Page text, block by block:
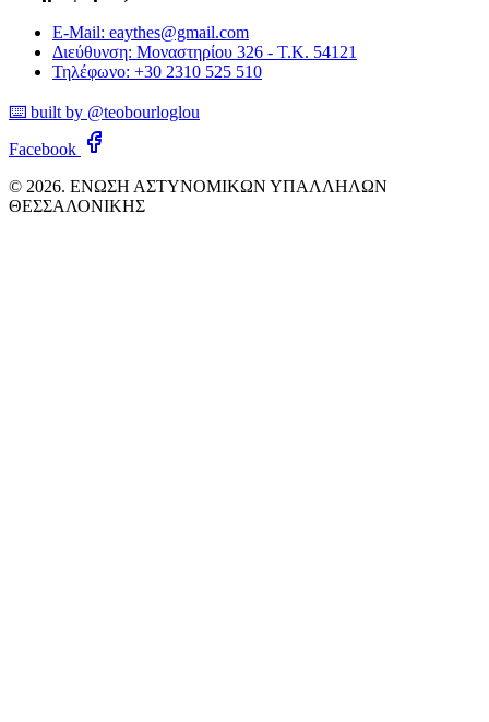
E-Mail: eaythes@gmail.com
Διεύθυνση: Μοναστηρίου 326 - Τ.Κ. 54121
Τηλέφωνο: +30 2310 525 510
⌨️ built by @teobourloglou
Facebook
© 2026. ΕΝΩΣΗ ΑΣΤΥΝΟΜΙΚΩΝ ΥΠΑΛΛΗΛΩΝ
ΘΕΣΣΑΛΟΝΙΚΗΣ